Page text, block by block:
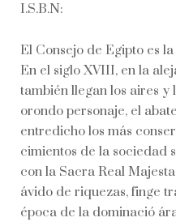
I.S.B.N:
El Consejo de Egipto es
En el siglo XVIII, en la
también llegan los aires y
orondo personaje, el
entredicho los más
cimientos de la sociedad
con la Sacra Real
ávido de riquezas, finge
época de la dominació